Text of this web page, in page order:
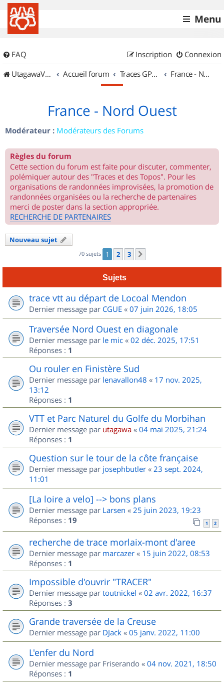
Menu
FAQ Connexion
Inscription
UtagawaVTT (Randos VTT et VTTAE avec traces GPS)
Accueil forum Traces GPS de randos VTT France - Nord Ouest
France - Nord Ouest
Modérateur : Modérateurs des Forums
Règles du forum
Cette section du forum est faite pour discuter, commenter,
polémiquer autour des "Traces et des Topos". Pour les
organisations de randonnées improvisées, la promotion de
randonnées organisées ou la recherche de partenaires
merci de poster dans la section appropriée.
RECHERCHE DE PARTENAIRES
Nouveau sujet
70 sujets 1 2 3
Sujets
trace vtt au départ de Locoal Mendon
Dernier message par CGUE « 07 juin 2026, 18:05
Traversée Nord Ouest en diagonale
Dernier message par le mic « 02 déc. 2025, 17:51
Réponses : 1
Ou rouler en Finistère Sud
Dernier message par lenavallon48 « 17 nov. 2025,
13:12
Réponses : 1
VTT et Parc Naturel du Golfe du Morbihan
Dernier message par utagawa « 04 mai 2025, 21:24
Réponses : 1
Question sur le tour de la côte française
Dernier message par josephbutler « 23 sept. 2024,
11:01
[La loire a velo] --> bons plans
Dernier message par Larsen « 25 juin 2023, 19:23
Réponses : 19 1 2
recherche de trace morlaix-mont d'aree
Dernier message par marcazer « 15 juin 2022, 08:53
Réponses : 1
Impossible d'ouvrir "TRACER"
Dernier message par toutnickel « 02 avr. 2022, 16:37
Réponses : 3
Grande traversée de la Creuse
Dernier message par DJack « 05 janv. 2022, 11:00
L'enfer du Nord
Dernier message par Friserando « 04 nov. 2021, 18:50
Réponses : 1